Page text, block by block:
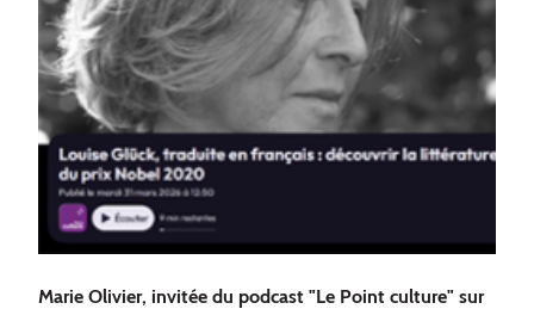
Marie Olivier, invitée du podcast "Le Point culture" sur